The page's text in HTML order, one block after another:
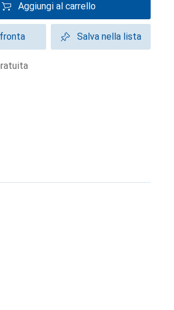
Aggiungi al carrello
Salva nella lista